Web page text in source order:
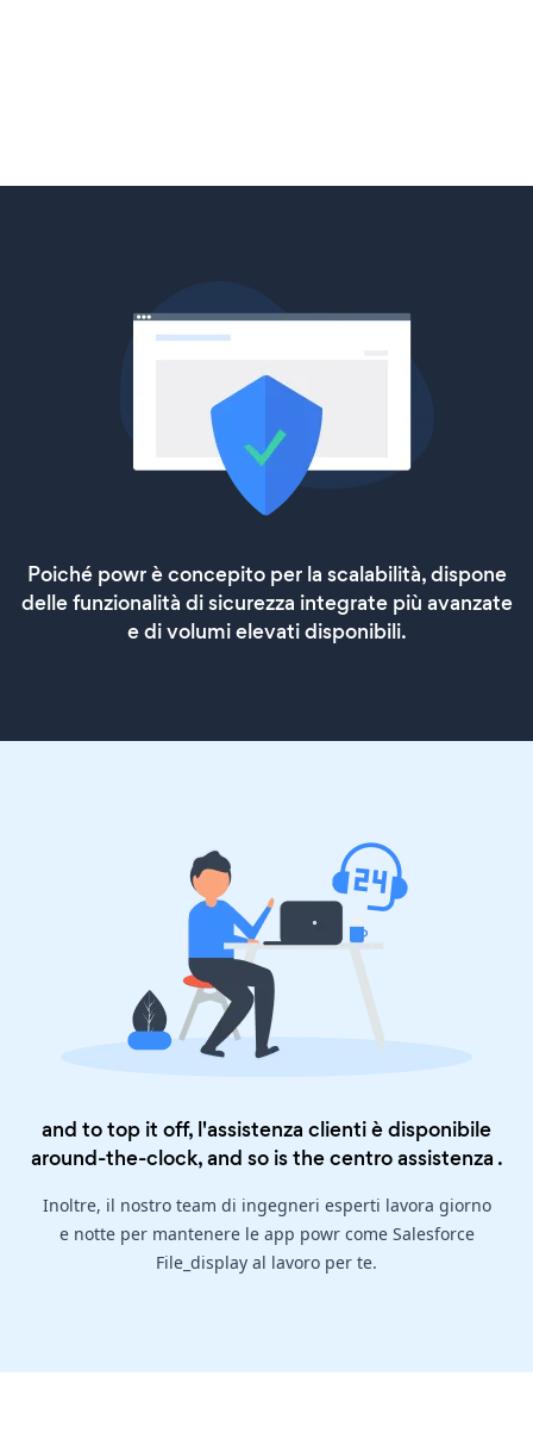
Poiché powr è concepito per la scalabilità, dispone
delle funzionalità di sicurezza integrate più avanzate
e di volumi elevati disponibili.
and to top it off, l'assistenza clienti è disponibile
around-the-clock, and so is thecentro assistenza .
Inoltre, il nostro team di ingegneri esperti lavora giorno
e notte per mantenere le app powr come Salesforce
File_display al lavoro per te.